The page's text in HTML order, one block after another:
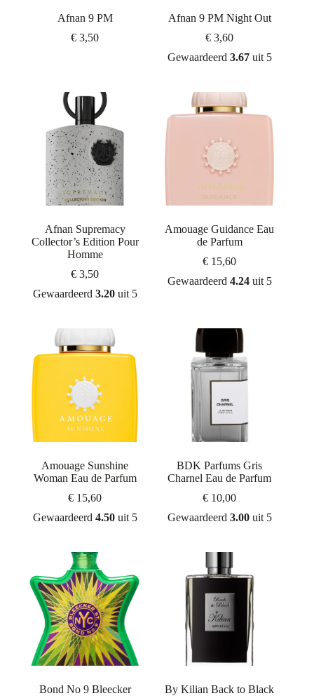
Afnan 9 PM
€ 3,50
Afnan 9 PM Night Out
€ 3,60
Gewaardeerd 3.67uit 5
Afnan Supremacy
Collector’s Edition Pour
Homme
€ 3,50
Gewaardeerd 3.20uit 5
Amouage Guidance Eau
de Parfum
€ 15,60
Gewaardeerd 4.24uit 5
Amouage Sunshine
Woman Eau de Parfum
€ 15,60
Gewaardeerd 4.50uit 5
BDK Parfums Gris
Charnel Eau de Parfum
€ 10,00
Gewaardeerd 3.00uit 5
Bond No 9 Bleecker
By Kilian Back to Black